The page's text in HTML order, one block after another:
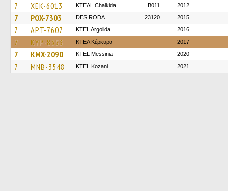
7 XEK-6013 KTEAL Chalkida B011 2012
7 POX-7303 DES RODA 23120 2015
7 APT-7607 KTEL Argolida 2016
7 KYP-8353 ΚΤΕΛ Κέρκυρα 2017
7 KMX-2090 KTEL Messinia 2020
7 MNB-3548 ΚΤΕL Kozani 2021